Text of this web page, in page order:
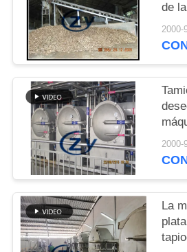
MAPA
DEL
SITIO
PRIVACY
POLICY
de
la
La